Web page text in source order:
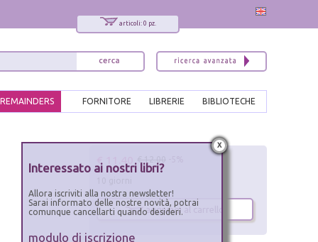
articoli: 0 pz.
BIBLIOTECHE
LIBRERIE
FORNITORE
REMAINDERS
€ 11.40
aggiungi al carrello
x
Interessato ai nostri libri?
Allora iscriviti alla nostra newsletter!
Sarai informato delle nostre novità, potrai
comunque cancellarti quando desideri.
modulo di iscrizione